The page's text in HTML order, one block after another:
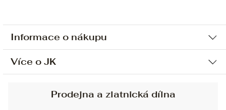
Informace o nákupu
Ochrana osobních údajů
Sjednání osobní schůzky
Více o JK
Prodejna a zlatnická dílna